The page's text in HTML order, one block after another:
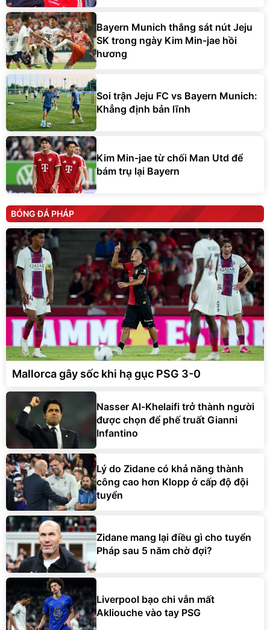
Bayern Munich thắng sát nút Jeju
SK trong ngày Kim Min-jae hồi
hương
Soi trận Jeju FC vs Bayern Munich:
Khẳng định bản lĩnh
Kim Min-jae từ chối Man Utd để
bám trụ lại Bayern
BÓNG ĐÁ PHÁP
Mallorca gây sốc khi hạ gục PSG 3-0
Nasser Al-Khelaifi trở thành người
được chọn để phế truất Gianni
Infantino
Lý do Zidane có khả năng thành
công cao hơn Klopp ở cấp độ đội
tuyển
Zidane mang lại điều gì cho tuyển
Pháp sau 5 năm chờ đợi?
Liverpool bạo chi vẫn mất
Akliouche vào tay PSG